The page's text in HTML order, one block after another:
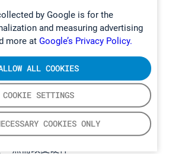
by Google is for the
and measuring advertising
more at Google’s Privacy Policy.
COOKIE SETTINGS
COOKIES ONLY
ALL COOKIES
個紅外光譜而測出，在軟件中可容
要對硬件有任何改變。所記錄光譜
因此可經常被重新分析。數據便可
。
式各樣應用的理想解決方案，尤其
地測量多項氣體的應用。
一時間測量多項氣體
無需改變硬件